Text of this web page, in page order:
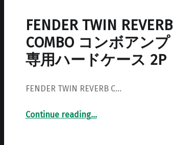
FENDER TWIN REVERB
COMBO コンボアンプ
専用ハードケース 2P
FENDER TWIN REVERB C…
Continue reading“FENDER TWIN REVERB COMBO コンボアンプ 専用ハードケース 2P”
…